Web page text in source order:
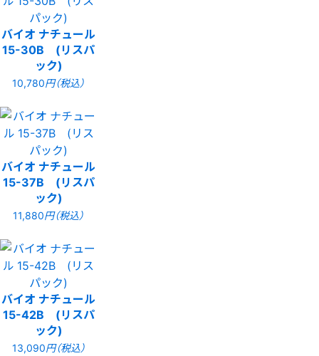
バイオ ナチュール
15-30B (リスパ
ック)
10,780円（税込）
バイオ ナチュール
15-37B (リスパ
ック)
11,880円（税込）
バイオ ナチュール
15-42B (リスパ
ック)
13,090円（税込）